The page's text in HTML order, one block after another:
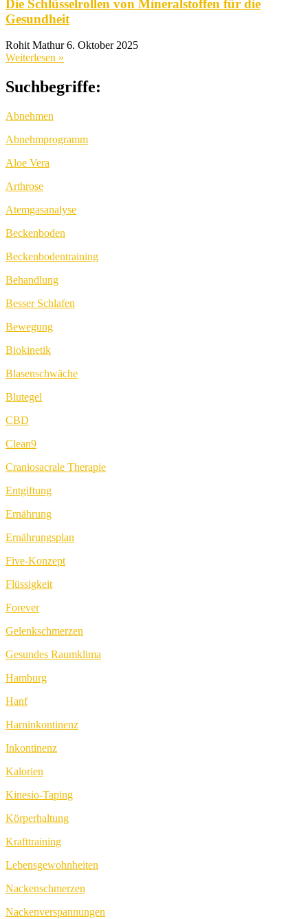
Die Schlüsselrollen von Mineralstoffen für die
Gesundheit
Rohit Mathur6. Oktober 2025
Weiterlesen »
Suchbegriffe:
Abnehmen
Abnehmprogramm
Aloe Vera
Arthrose
Atemgasanalyse
Beckenboden
Beckenbodentraining
Behandlung
Besser Schlafen
Bewegung
Biokinetik
Blasenschwäche
Blutegel
CBD
Clean9
Craniosacrale Therapie
Entgiftung
Ernährung
Ernährungsplan
Five-Konzept
Flüssigkeit
Forever
Gelenkschmerzen
Gesundes Raumklima
Hamburg
Hanf
Harninkontinenz
Inkontinenz
Kalorien
Kinesio-Taping
Körperhaltung
Krafttraining
Lebensgewohnheiten
Nackenschmerzen
Nackenverspannungen